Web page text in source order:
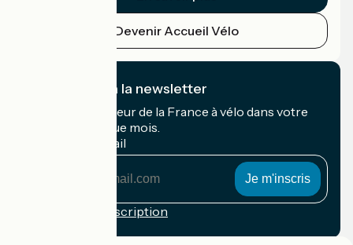
Devenir Accueil Vélo
Je m'abonne à la newsletter
Recevez le meilleur de la France à vélo dans votre
boîte mail chaque mois.
Mon adresse mail
Conditions d'inscription